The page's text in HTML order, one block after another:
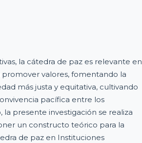
la cátedra de paz es relevante en
valores, fomentando la
más justa y equitativa, cultivando
pacífica entre los
la presente investigación se realiza
un constructo teórico para la
de paz en Instituciones